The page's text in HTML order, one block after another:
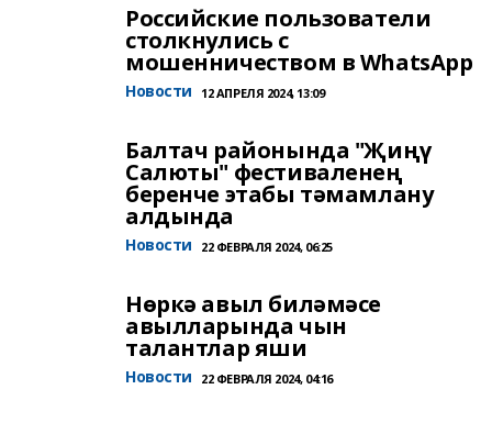
Российские пользователи
столкнулись с
мошенничеством в WhatsApp
Новости 12 АПРЕЛЯ 2024, 13:09
Балтач районында "Җиңү
Салюты" фестиваленең
беренче этабы тәмамлану
алдында
Новости 22 ФЕВРАЛЯ 2024, 06:25
Нөркә авыл биләмәсе
авылларында чын
талантлар яши
Новости 22 ФЕВРАЛЯ 2024, 04:16